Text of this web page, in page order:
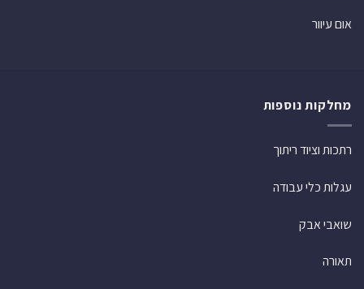
אום עיוור
מחלקות נוספות
רתכות וציוד ריתוך
עגלות כלי עבודה
שואבי אבק
תאורה